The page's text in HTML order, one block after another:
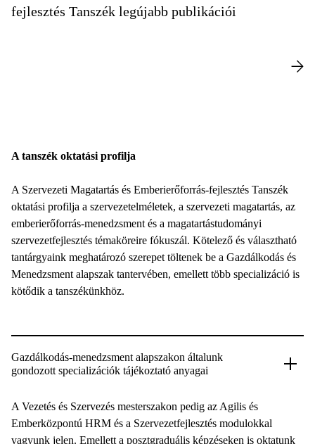
fejlesztés Tanszék legújabb publikációi
A tanszék oktatási profilja
A Szervezeti Magatartás és Emberierőforrás-fejlesztés Tanszék
oktatási profilja a szervezetelméletek, a szervezeti magatartás, az
emberierőforrás-menedzsment és a magatartástudományi
szervezetfejlesztés témaköreire fókuszál. Kötelező és választható
tantárgyaink meghatározó szerepet töltenek be a Gazdálkodás és
Menedzsment alapszak tantervében, emellett több specializáció is
kötődik a tanszékünkhöz.
Gazdálkodás-menedzsment alapszakon általunk
gondozott specializációk tájékoztató anyagai
A Vezetés és Szervezés mesterszakon pedig az Agilis és
Emberközpontú HRM és a Szervezetfejlesztés modulokkal
vagyunk jelen. Emellett a posztgraduális képzéseken is oktatunk